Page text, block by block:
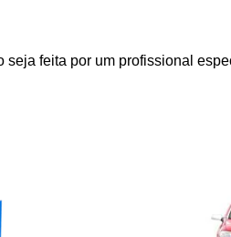
seja feita por um profissional